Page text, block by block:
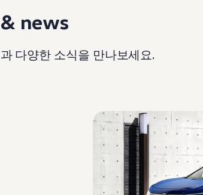
news
다양한 소식을 만나보세요.